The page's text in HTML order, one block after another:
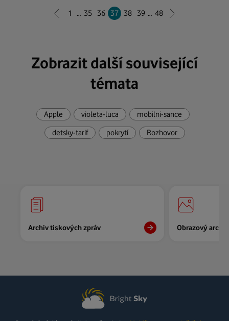
1 … 35 36 37 38 39 … 48
Zobrazit další související
témata
Apple violeta-luca
mobilni-sance
detsky-tarif
pokrytí Rozhovor
Archiv tiskových zpráv Obrazový archiv